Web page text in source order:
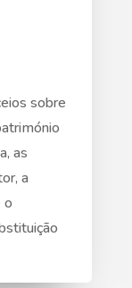
sobre
as
a
o